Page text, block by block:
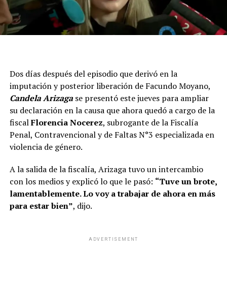
quiera jugar todo el tiempo no es porque se divierta”
Por qué hay que limpiar el bebedero
de tu mascota todos los días
Cada vez que un perro o un gato bebe agua, deja saliva,
restos de comida y microorganismos en el recipiente.
materia orgánica favorece la aparición del llamado
biofilm , unapelícula microscópica donde las
bacterias pueden multiplicarse con facilidad.
Dos días después del episodio que derivó en la
imputación y posterior liberación de Facundo Moyano,
Candela Arizagase presentó este jueves para ampliar
su declaración en la causa que ahora quedó a cargo de la
fiscalFlorencia Nocerez, subrogante de la Fiscalía
Penal, Contravencional y de Faltas N°3 especializada en
violencia de género.
A la salida de la fiscalía, Arizaga tuvo un intercambio
con los medios y explicó lo que le pasó: “Tuve un brote,
lamentablemente. Lo voy a trabajar de ahora en más
para estar bien”, dijo.
ADVERTISEMENT